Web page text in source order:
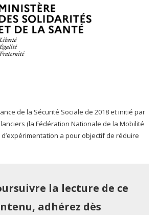
de la Sécurité Sociale de 2018 et initié par
(la Fédération Nationale de la Mobilité
a pour objectif de réduire
la lecture de ce
adhérez dès